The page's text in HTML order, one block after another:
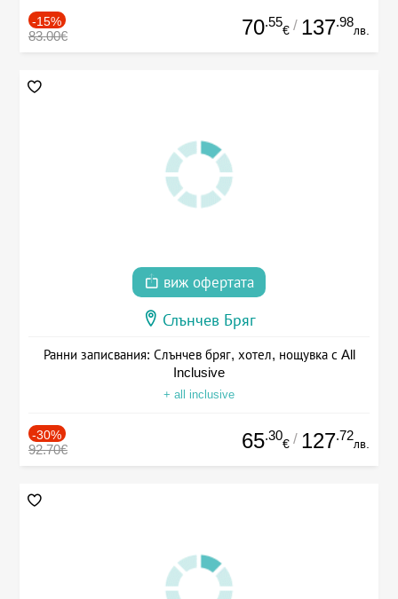
-15%
83.00€ 70.55
€ / 137.98
лв.
виж офертата
Слънчев Бряг
Ранни записвания: Слънчев бряг, хотел, нощувка с All
Inclusive
+ all inclusive
-30%
92.70€ 65.30
€ / 127.72
лв.